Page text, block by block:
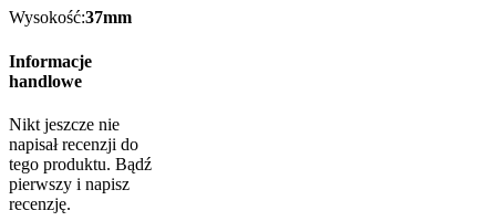
Wysokość:37mm
Informacje
handlowe
Nikt jeszcze nie
napisał recenzji do
tego produktu. Bądź
pierwszy i napisz
recenzję.